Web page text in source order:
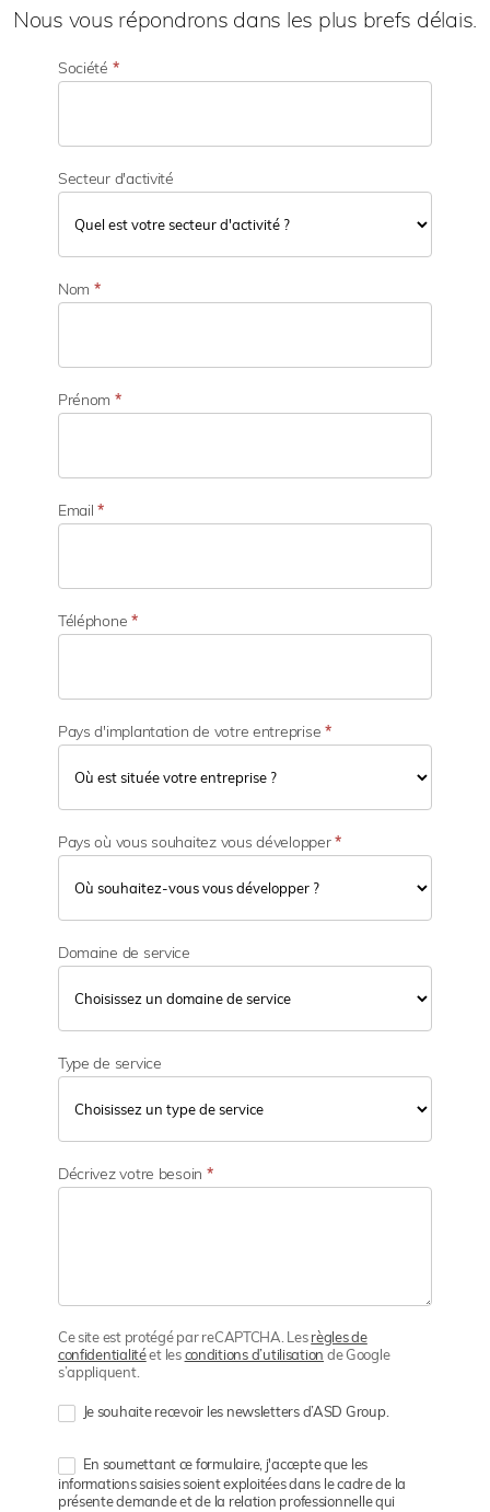
Nous vous répondrons dans les plus brefs délais.
Société *
Secteur d'activité
e
c
r
d
t
i
t
é
Nom *
Prénom *
Email*
Téléphone*
Pays d'implantation de votre entreprise *
Pays où vous souhaitez vous développer*
Domaine de service
Type de service
Décrivez votre besoin *
Ce site est protégé par reCAPTCHA. Lesrègles de
confidentialitéet lesconditions d’utilisation de Google
s’appliquent.
Je souhaite recevoir les newsletters d’ASD Group.
En soumettant ce formulaire, j'accepte que les
informations saisies soient exploitées dans le cadre de la
présente demande et de la relation professionnelle qui